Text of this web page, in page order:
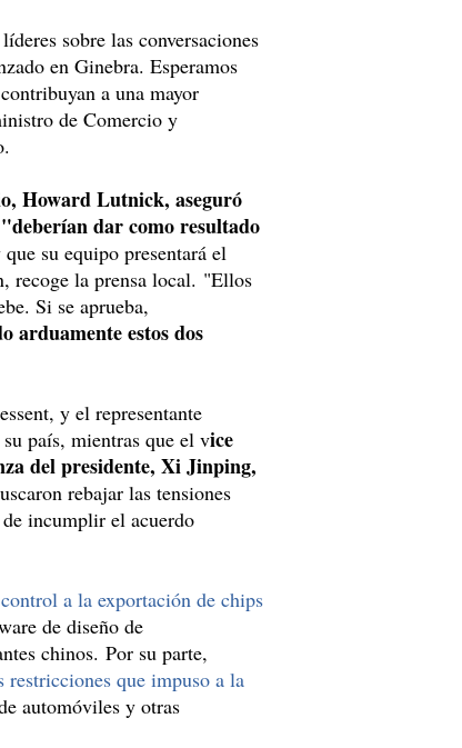
sobre las conversaciones
en Ginebra. Esperamos
contribuyan a una mayor
de Comercio y
Howard Lutnick, aseguró
dar como resultado
que su equipo presentará el
recoge la prensa local. "Ellos
Si se aprueba,
arduamente estos dos
y el representante
país, mientras que el vice
del presidente, Xi Jinping,
rebajar las tensiones
de incumplir el acuerdo
a la exportación de chips
de diseño de
chinos. Por su parte,
que impuso a la
automóviles y otras